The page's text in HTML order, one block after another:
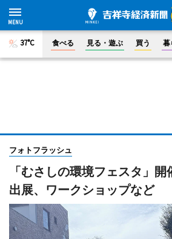
37°C 食べる 見る・遊ぶ 買う 暮
フォトフラッシュ
「むさしの環境フェスタ」
出展、ワークショップなど